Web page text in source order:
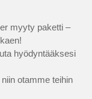
myyty paketti –
hyödyntääksesi
otamme teihin